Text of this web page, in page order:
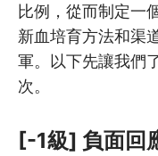
比例，從而制定一
新血培育方法和渠
軍。以下先讓我們
次。
[-1級] 負面回